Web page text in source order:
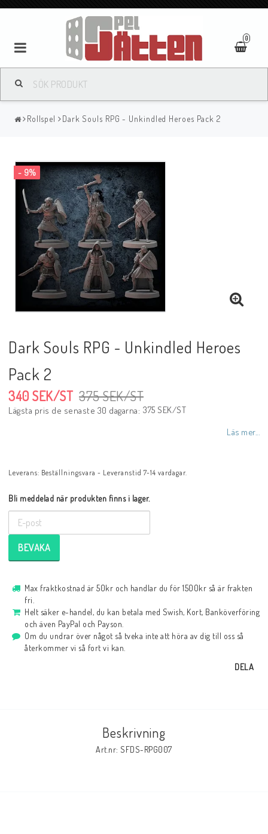
0
Rollspel Dark Souls RPG - Unkindled Heroes Pack 2
- 9%
Dark Souls RPG - Unkindled Heroes
Pack 2
375 SEK/ST
340 SEK/ST
Lägsta pris de senaste 30 dagarna 375 SEK/ST
Läs mer...
Leverans: Beställningsvara - Leveranstid 7-14 vardagar.
Bli meddelad när produkten finns i lager.
BEVAKA
Max fraktkostnad är 50kr och handlar du för 1500kr så är frakten
fri.
Helt säker e-handel, du kan betala med Swish, Kort, Banköverföring
och även PayPal och Payson.
Om du undrar över något så tveka inte att höra av dig till oss så
återkommer vi så fort vi kan.
DELA
Beskrivning
Art.nr: SFDS-RPG007